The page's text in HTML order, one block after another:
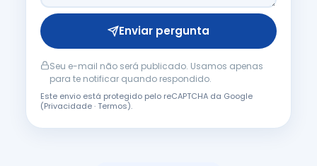
Enviar pergunta
Seu e-mail não será publicado. Usamos apenas
para te notificar quando respondido.
Este envio está protegido pelo reCAPTCHA da Google
(Privacidade·Termos).